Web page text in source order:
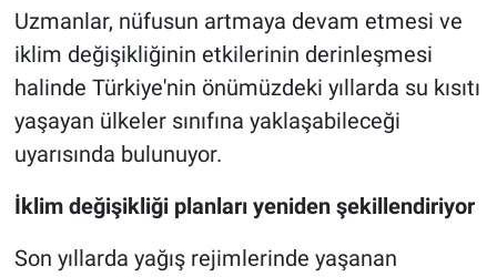
Uzmanlar, nüfusun artmaya devam etmesi ve
iklim değişikliğinin etkilerinin derinleşmesi
halinde Türkiye'nin önümüzdeki yıllarda su kısıtı
yaşayan ülkeler sınıfına yaklaşabileceği
uyarısında bulunuyor.
İklim değişikliği planları yeniden şekillendiriyor
Son yıllarda yağış rejimlerinde yaşanan